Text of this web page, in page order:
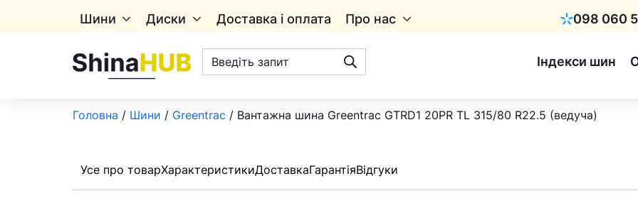
Шини Диски Доставка і оплата Про нас 098 060
Київстар
Пошук
товарів
Індекси шин
Головна / Шини / Greentrac / Вантажна шина Greentrac GTRD1 20PR TL 315/80 R22.5 (ведуча)
Усе про товарХарактеристикиДоставкаГарантіяВідгуки